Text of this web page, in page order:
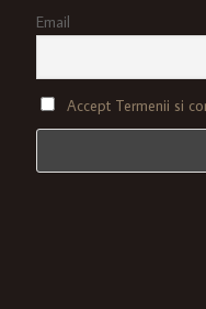
Email
Accept Termenii si